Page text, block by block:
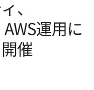
、
運用に
催